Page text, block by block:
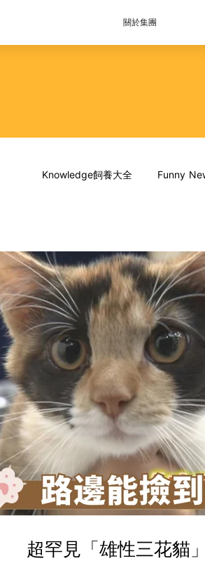
關於集團
Knowledge飼養大全 Funny
超罕見「雄性三花貓